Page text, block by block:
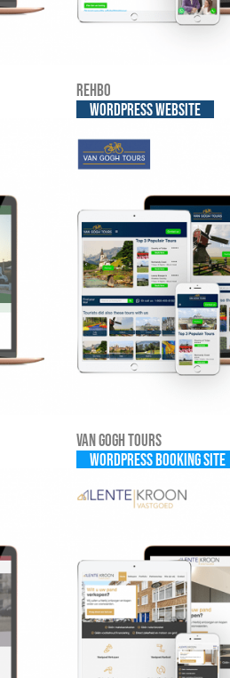
REHBO
WordPress website
Van Gogh Tours
WordPress Booking site